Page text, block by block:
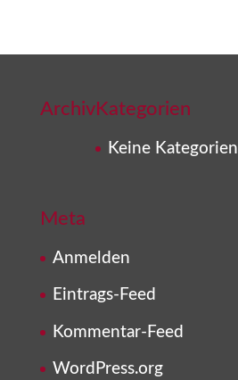
ArchivKategorien
Keine Kategorien
Meta
Anmelden
Eintrags-Feed
Kommentar-Feed
WordPress.org